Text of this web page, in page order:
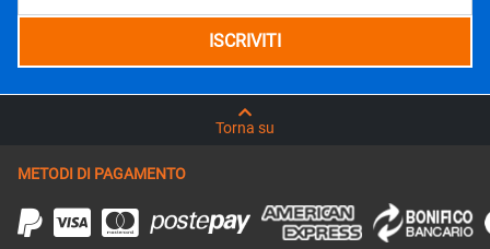
Torna su
METODI DI PAGAMENTO